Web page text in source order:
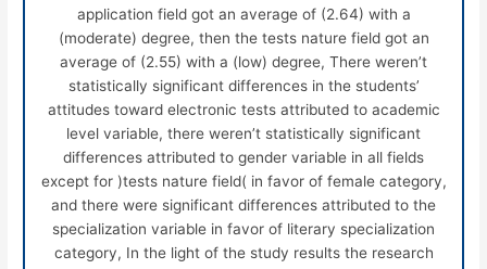
application field got an average of (2.64) with a
(moderate) degree, then the tests nature field got an
average of (2.55) with a (low) degree, There weren’t
statistically significant differences in the students’
attitudes toward electronic tests attributed to academic
level variable, there weren’t statistically significant
differences attributed to gender variable in all fields
except for )tests nature field( in favor of female category,
and there were significant differences attributed to the
specialization variable in favor of literary specialization
category, In the light of the study results the research